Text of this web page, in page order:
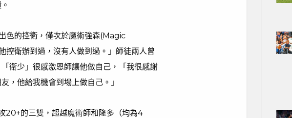
色的控衛，僅次於魔術強森(Magic
衛辦到過，沒有人做到過。」師徒兩人曾
衛少」很感激恩師讓他做自己，「我很感謝
，他給我機會到場上做自己。」
20+的三雙，超越魔術師和隆多（均為4